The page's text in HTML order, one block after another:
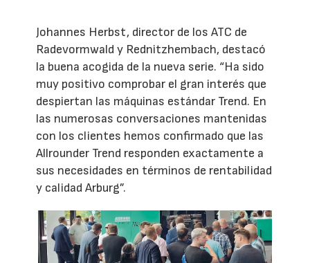
Johannes Herbst, director de los ATC de
Radevormwald y Rednitzhembach, destacó
la buena acogida de la nueva serie. “Ha sido
muy positivo comprobar el gran interés que
despiertan las máquinas estándar Trend. En
las numerosas conversaciones mantenidas
con los clientes hemos confirmado que las
Allrounder Trend responden exactamente a
sus necesidades en términos de rentabilidad
y calidad Arburg”.